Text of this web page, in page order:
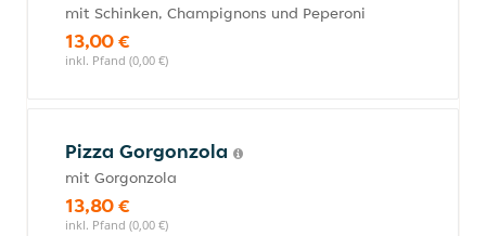
mit Schinken, Champignons und Peperoni
13,00 €
inkl. Pfand (0,00 €)
Pizza Gorgonzola
mit Gorgonzola
13,80 €
inkl. Pfand (0,00 €)